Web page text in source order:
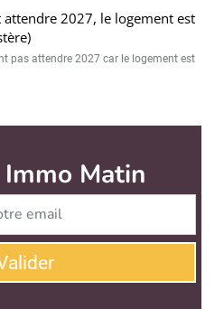
attendre 2027, le logement est
pas attendre 2027 car le logement est
Immo Matin